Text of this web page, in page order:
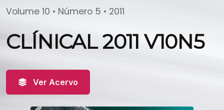
Volume 10 • Número 5 • 2011
CLÍNICAL 2011 V10N5
Ver Acervo